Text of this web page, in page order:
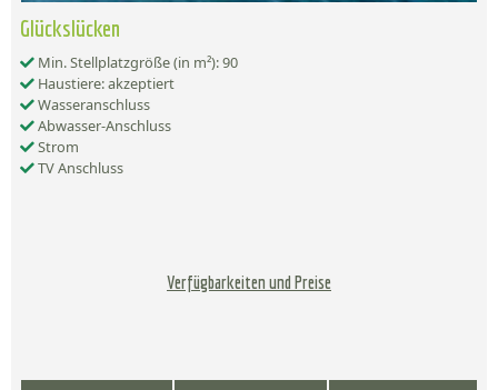
Glückslücken
Min. Stellplatzgröße (in m²): 90
Haustiere: akzeptiert
Wasseranschluss
Abwasser-Anschluss
Strom
TV Anschluss
Verfügbarkeiten und Preise